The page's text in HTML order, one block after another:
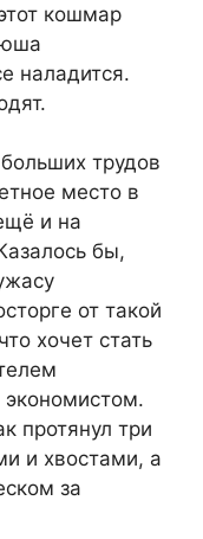
кошмар
наладится.
трудов
место в
и на
бы,
от такой
хочет стать
протянул три
и хвостами, а
за